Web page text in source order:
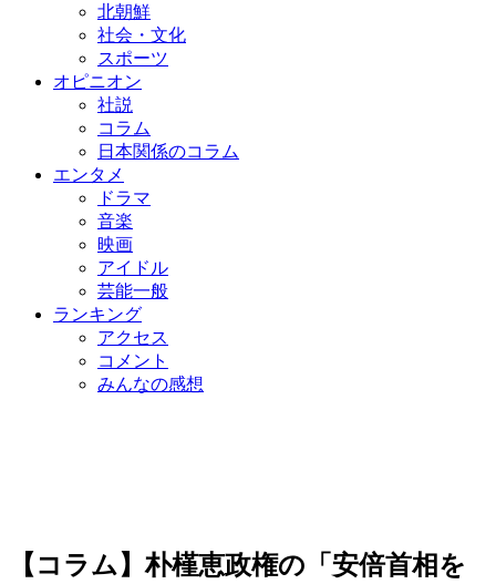
北朝鮮
社会・文化
スポーツ
オピニオン
社説
コラム
日本関係のコラム
エンタメ
ドラマ
音楽
映画
アイドル
芸能一般
ランキング
アクセス
コメント
みんなの感想
【コラム】朴槿恵政権の「安倍首相を